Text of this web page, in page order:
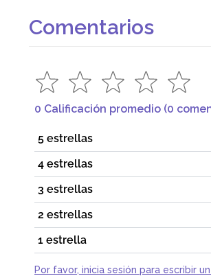
Comentarios
0 Calificación promedio (0
5 estrellas
4 estrellas
3 estrellas
2 estrellas
1 estrella
Por favor, inicia sesión para escribir